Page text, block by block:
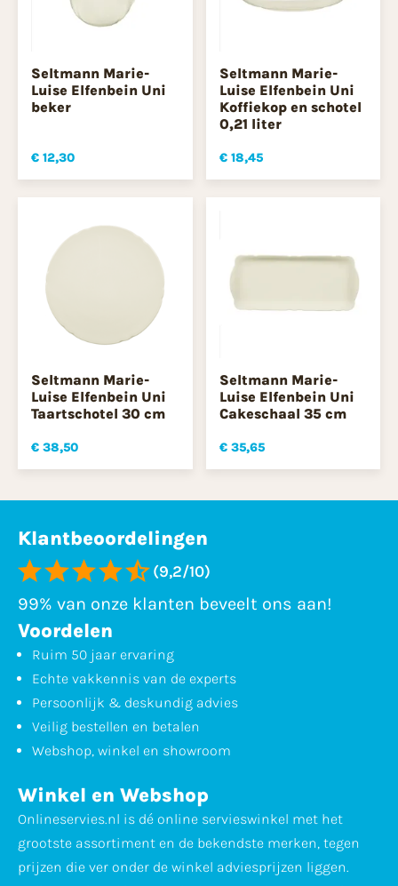
Seltmann Marie-
Luise Elfenbein Uni
beker
€ 12,30
Seltmann Marie-
Luise Elfenbein Uni
Koffiekop en schotel
0,21 liter
€ 18,45
Seltmann Marie-
Luise Elfenbein Uni
Taartschotel 30 cm
€ 38,50
Seltmann Marie-
Luise Elfenbein Uni
Cakeschaal 35 cm
€ 35,65
Klantbeoordelingen
(9,2/10)
99% van onze klanten beveelt ons aan!
Voordelen
Ruim 50 jaar ervaring
Echte vakkennis van de experts
Persoonlijk & deskundig advies
Veilig bestellen en betalen
Webshop, winkel en showroom
Winkel en Webshop
Onlineservies.nl is dé online servieswinkel met het
grootste assortiment en de bekendste merken, tegen
prijzen die ver onder de winkel adviesprijzen liggen.